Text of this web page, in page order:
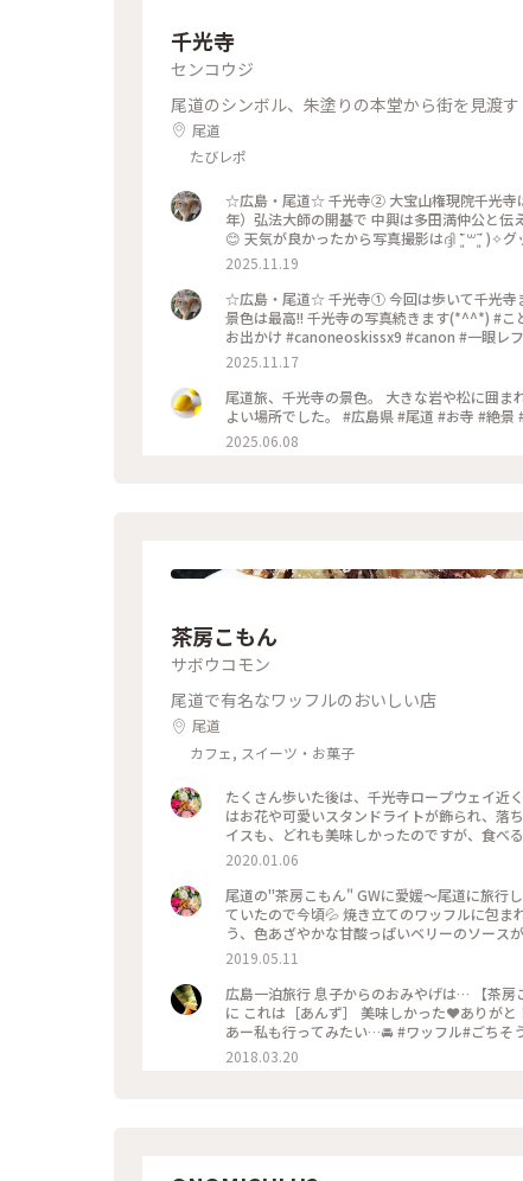
千光寺
センコウジ
尾道のシンボル、朱塗りの本堂から街を見渡す
尾道
たびレポ
☆広島・尾道☆ 千光寺➁ 大宝山権現院千光寺
年）弘法大師の開基で 中興は多田満仲公と伝えられています 平日だけど千光寺はやは
😊 天気が良かったから写真撮影はദ്ദി ˉ͈̀꒳ˉ͈́ )✧グッ!! 尾道の旅続きます… #ことりっぷと一緒 #ことりっぷ #出
2025.11.19
☆広島・尾道☆ 千光寺➀ 今回は歩いて千光寺
景色は最高!! 千光寺の写真続きます(*^^*) #ことりっぷと一緒 #ことりっぷ #出戻り #写真 #広島 #ドライブ #尾道 #
お出かけ #canoneoskissx9 #canon #一
2025.11.17
尾道旅、千光寺の景色。 大きな岩や松に囲
よい場所でした。 #広島県 #尾道 #お寺 #絶景
2025.06.08
茶房こもん
サボウコモン
尾道で有名なワッフルのおいしい店
尾道
カフェ, スイーツ・お菓子
たくさん歩いた後は、千光寺ロープウェイ近くの 茶房こもん さんへ🍴 美味しいワッフルで人気のお店です🧇
はお花や可愛いスタンドライトが飾られ、落ち着いた雰囲気でした✨ 焼き立
イスも、どれも美味しかったのですが、食べる
道 #茶房こもん #ワッフル #テラス席 #カフェ
2020.01.06
尾道の"茶房こもん" GWに愛媛〜尾道に旅行
ていたので今頃💦 焼き立てのワッフルに包
う、色あざやかな甘酸っぱいベリーのソース
立ち寄るお店です☕️☺️ #おい
2019.05.11
広島一泊旅行 息子からのおみやげは… 【茶房こもん】のワッフル ふわふわでクリームも いろいろな種類✨✨ ちなみ
に これは［あんず］ 美味しかった❤ありがと！ 千光寺ロープウェイそばの レトロなワッフル専門店だそうです😊
あー私も行ってみたい…🚘 #ワ
2018.03.20